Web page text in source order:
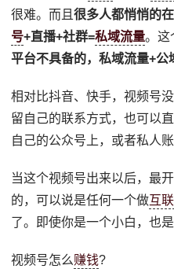
很难。而且很多人都悄悄的
号+直播+社群=私域流量。这
平台不具备的，私域流量+公
相对比抖音、快手，视频号
留自己的联系方式，也可以
自己的公众号上，或者私人账
当这个视频号出来以后，最
的，可以说是任何一个做互
了。即使你是一个小白，也
视频号怎么赚钱?